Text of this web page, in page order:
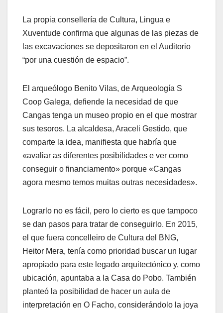
La propia consellería de Cultura, Lingua e
Xuventude confirma que algunas de las piezas de
las excavaciones se depositaron en el Auditorio
“por una cuestión de espacio”.
El arqueólogo Benito Vilas, de Arqueología S
Coop Galega, defiende la necesidad de que
Cangas tenga un museo propio en el que mostrar
sus tesoros. La alcaldesa, Araceli Gestido, que
comparte la idea, manifiesta que habría que
«avaliar as diferentes posibilidades e ver como
conseguir o financiamento» porque «Cangas
agora mesmo temos muitas outras necesidades».
Lograrlo no es fácil, pero lo cierto es que tampoco
se dan pasos para tratar de conseguirlo. En 2015,
el que fuera concelleiro de Cultura del BNG,
Heitor Mera, tenía como prioridad buscar un lugar
apropiado para este legado arquitectónico y, como
ubicación, apuntaba a la Casa do Pobo. También
planteó la posibilidad de hacer un aula de
interpretación en O Facho, considerándolo la joya